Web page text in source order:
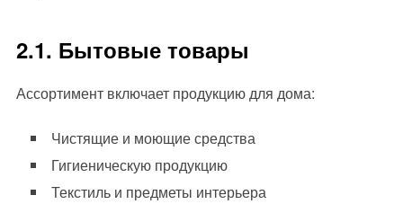
2.1. Бытовые товары
Ассортимент включает продукцию для дома:
Чистящие и моющие средства
Гигиеническую продукцию
Текстиль и предметы интерьера